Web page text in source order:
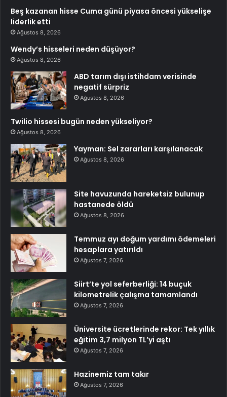
Beş kazanan hisse Cuma günü piyasa öncesi yükselişe
liderlik etti
Ağustos 8, 2026
Wendy’s hisseleri neden düşüyor?
Ağustos 8, 2026
ABD tarım dışı istihdam verisinde
negatif sürpriz
Ağustos 8, 2026
Twilio hissesi bugün neden yükseliyor?
Ağustos 8, 2026
Yayman: Sel zararları karşılanacak
Ağustos 8, 2026
Site havuzunda hareketsiz bulunup
hastanede öldü
Ağustos 8, 2026
Temmuz ayı doğum yardımı ödemeleri
hesaplara yatırıldı
Ağustos 7, 2026
Siirt’te yol seferberliği: 14 buçuk
kilometrelik çalışma tamamlandı
Ağustos 7, 2026
Üniversite ücretlerinde rekor: Tek yıllık
eğitim 3,7 milyon TL’yi aştı
Ağustos 7, 2026
Hazinemiz tam takır
Ağustos 7, 2026